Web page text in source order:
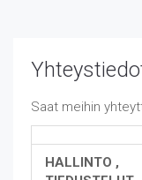
Saat meihin
HALLINTO ,